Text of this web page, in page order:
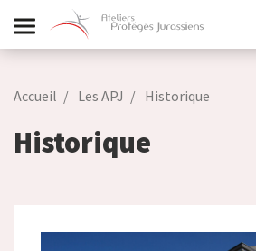
Accueil Les APJ Historique
Historique